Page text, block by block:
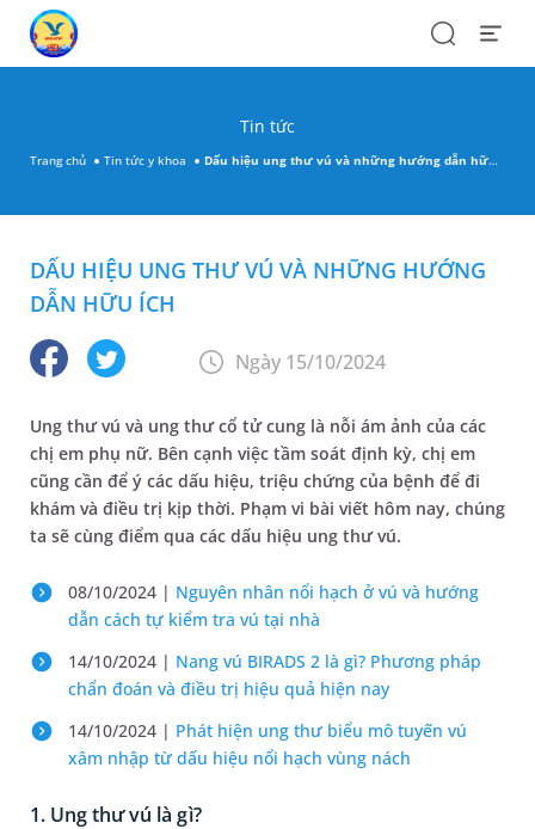
SearchOpen
Tin tức
Trang chủ Tin tức y khoa Dấu hiệu ung thư vú và những hướng dẫn hữu ích
DẤU HIỆU UNG THƯ VÚ VÀ NHỮNG HƯỚNG
DẪN HỮU ÍCH
Ngày 15/10/2024
Ung thư vú và ung thư cổ tử cung là nỗi ám ảnh của các
chị em phụ nữ. Bên cạnh việc tầm soát định kỳ, chị em
cũng cần để ý các dấu hiệu, triệu chứng của bệnh để đi
khám và điều trị kịp thời. Phạm vi bài viết hôm nay, chúng
ta sẽ cùng điểm qua các dấu hiệu ung thư vú.
08/10/2024 | Nguyên nhân nổi hạch ở vú và hướng
dẫn cách tự kiểm tra vú tại nhà
14/10/2024 | Nang vú BIRADS 2 là gì? Phương pháp
chẩn đoán và điều trị hiệu quả hiện nay
14/10/2024 | Phát hiện ung thư biểu mô tuyến vú
xâm nhập từ dấu hiệu nổi hạch vùng nách
1. Ung thư vú là gì?